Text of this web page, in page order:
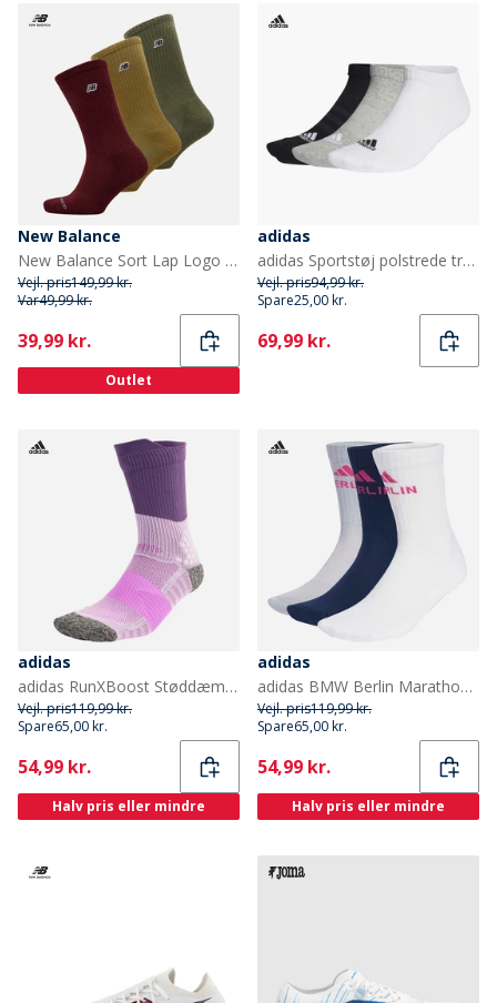
New Balance
New Balance Sort Lap Logo Tre Pak Crew Sokker Brun/Rød
Vejl. pris149,99 kr.
Var49,99 kr.
Current
39,99 kr.
Outlet
adidas
adidas Sportstøj polstrede tre pak lave ankelstrømper Grey Heather/Hvid/Sort
Vejl. pris94,99 kr.
Spare25,00 kr.
Current
69,99 kr.
adidas
adidas RunXBoost Støddæmpende Løbestrømper i Crew Snit Powder Plum/Aurora Plum/Purple Burst
Vejl. pris119,99 kr.
Spare65,00 kr.
Current
54,99 kr.
Halv pris eller mindre
adidas
adidas BMW Berlin Marathon 2025 Tre Pak Løbestrømper Hvid/Halo Silver/Collegiate Navy
Vejl. pris119,99 kr.
Spare65,00 kr.
Current
54,99 kr.
Halv pris eller mindre